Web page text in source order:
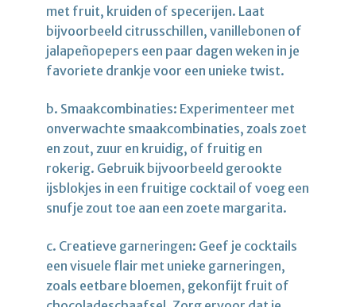
met fruit, kruiden of specerijen. Laat
bijvoorbeeld citrusschillen, vanillebonen of
jalapeñopepers een paar dagen weken in je
favoriete drankje voor een unieke twist.
b. Smaakcombinaties: Experimenteer met
onverwachte smaakcombinaties, zoals zoet
en zout, zuur en kruidig, of fruitig en
rokerig. Gebruik bijvoorbeeld gerookte
ijsblokjes in een fruitige cocktail of voeg een
snufje zout toe aan een zoete margarita.
c. Creatieve garneringen: Geef je cocktails
een visuele flair met unieke garneringen,
zoals eetbare bloemen, gekonfijt fruit of